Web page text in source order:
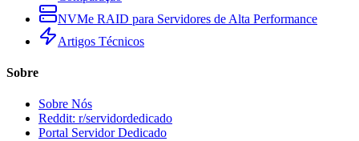
NVMe RAID para Servidores de Alta Performance
Artigos Técnicos
Sobre
Sobre Nós
Reddit: r/servidordedicado
Portal Servidor Dedicado